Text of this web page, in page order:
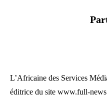
L’Africaine des Services
éditrice du site www.full-